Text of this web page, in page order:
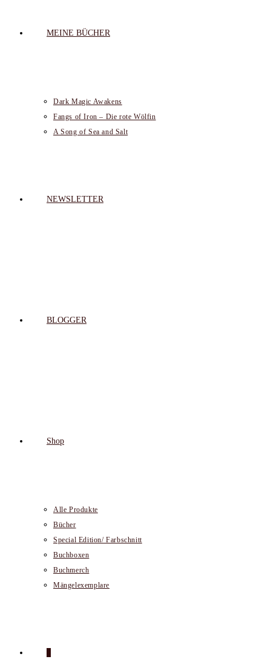
MEINE BÜCHER
Dark Magic Awakens
Fangs of Iron – Die rote Wölfin
A Song of Sea and Salt
NEWSLETTER
BLOGGER
Shop
Alle Produkte
Bücher
Special Edition/ Farbschnitt
Buchboxen
Buchmerch
Mängelexemplare